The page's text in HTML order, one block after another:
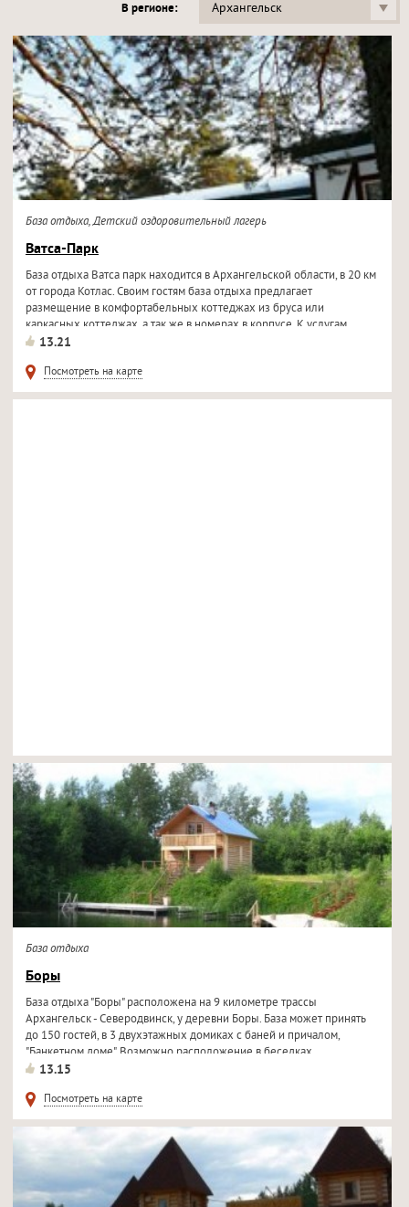
В регионе: Архангельск
База отдыха, Детский оздоровительный лагерь
Ватса-Парк
База отдыха Ватса парк находится в Архангельской области, в 20 км
от города Котлас. Своим гостям база отдыха предлагает
размещение в комфортабельных коттеджах из бруса или
каркасных коттеджах, а так же в номерах в корпусе. К услугам
отдыхающих...
13.21
Посмотреть на карте
База отдыха
Боры
База отдыха "Боры" расположена на 9 километре трассы
Архангельск - Северодвинск, у деревни Боры. База может принять
до 150 гостей, в 3 двухэтажных домиках с баней и причалом,
"Банкетном доме". Возможно расположение в беседках...
13.15
Посмотреть на карте